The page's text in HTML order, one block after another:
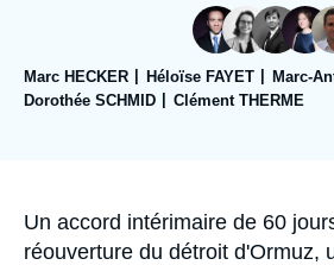
Nous soutenir
Proche-
Marc HECKER Héloïse FAYET
Marc-
Dorothée SCHMID
Clément THERME
Accroche
Un accord intérimaire de 60
réouverture du détroit d'Ormuz,